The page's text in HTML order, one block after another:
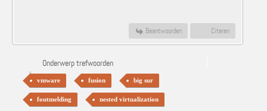
Beantwoorden Citeren
Onderwerp trefwoorden
vmware fusion big sur
foutmelding nested virtualization